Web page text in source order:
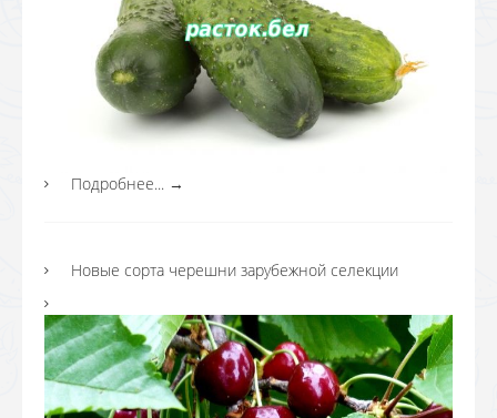
Подробнее... →
Новые сорта черешни зарубежной селекции